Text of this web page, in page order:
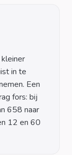
in te
Een
fors: bij
658 naar
12 en 60